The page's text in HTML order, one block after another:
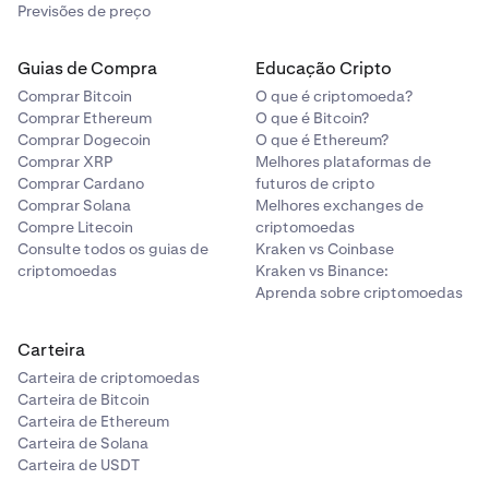
Previsões de preço
Guias de Compra
Comprar Bitcoin
Comprar Ethereum
Comprar Dogecoin
Comprar XRP
Comprar Cardano
Comprar Solana
Compre Litecoin
Consulte todos os guias de
criptomoedas
Educação Cripto
O que é criptomoeda?
O que é Bitcoin?
O que é Ethereum?
Melhores plataformas de
futuros de cripto
Melhores exchanges de
criptomoedas
Kraken vs Coinbase
Kraken vs Binance:
Aprenda sobre criptomoedas
Carteira
Carteira de criptomoedas
Carteira de Bitcoin
Carteira de Ethereum
Carteira de Solana
Carteira de USDT